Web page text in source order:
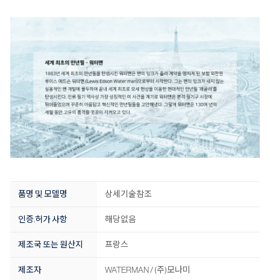
품명 및 모델명 상세기술참조
인증.허가 사항 해당없음
제조국 또는 원산지 프랑스
제조자 WATERMAN / (주)모나미